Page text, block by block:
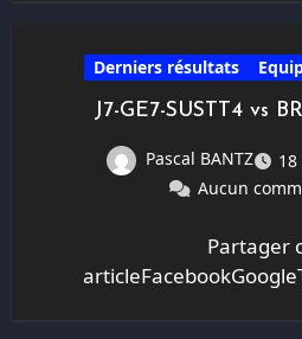
Derniers résultats
J7-GE7-SUSTT4 vs
Pascal BANTZ
Aucun
Partager